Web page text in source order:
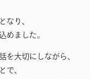
なり、
めました。
を大切にしながら、
で、